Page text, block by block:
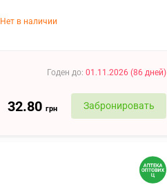
Нет в наличии
Годен до: 01.11.2026 (86 дней)
32.80 грн Забронировать